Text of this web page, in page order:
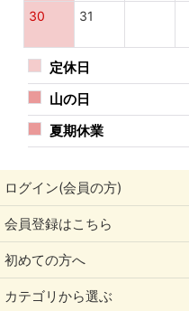
30 31
定休日
山の日
夏期休業
ログイン(会員の方)
会員登録はこちら
初めての方へ
カテゴリから選ぶ